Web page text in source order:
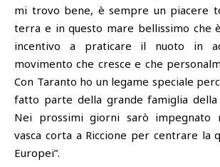
mi trovo bene, è sempre un piacere
terra e in questo mare bellissimo che
incentivo a praticare il nuoto in
movimento che cresce e che
Con Taranto ho un legame speciale
fatto parte della grande famiglia
Nei prossimi giorni sarò impegnato
vasca corta a Riccione per centrare la
Europei”.